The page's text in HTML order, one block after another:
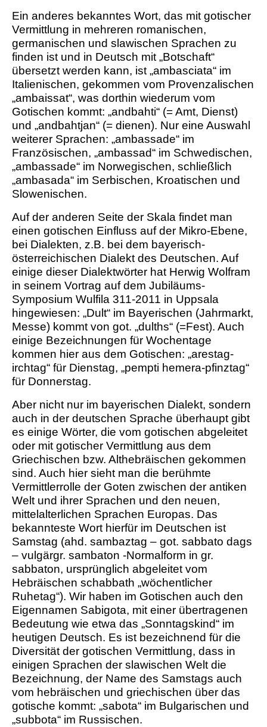
Ein anderes bekanntes Wort, das mit gotischer
Vermittlung in mehreren romanischen,
germanischen und slawischen Sprachen zu
finden ist und in Deutsch mit „Botschaft“
übersetzt werden kann, ist „ambasciata“ im
Italienischen, gekommen vom Provenzalischen
„ambaissat“, was dorthin wiederum vom
Gotischen kommt: „andbahti“ (= Amt, Dienst)
und „andbahtjan“ (= dienen). Nur eine Auswahl
weiterer Sprachen: „ambassade“ im
Französischen, „ambassad“ im Schwedischen,
„ambassade“ im Norwegischen, schließlich
„ambasada“ im Serbischen, Kroatischen und
Slowenischen.
Auf der anderen Seite der Skala findet man
einen gotischen Einfluss auf der Mikro-Ebene,
bei Dialekten, z.B. bei dem bayerisch-
österreichischen Dialekt des Deutschen. Auf
einige dieser Dialektwörter hat Herwig Wolfram
in seinem Vortrag auf dem Jubiläums-
Symposium Wulfila 311-2011 in Uppsala
hingewiesen: „Dult“ im Bayerischen (Jahrmarkt,
Messe) kommt von got. „dulths“ (=Fest). Auch
einige Bezeichnungen für Wochentage
kommen hier aus dem Gotischen: „arestag-
irchtag“ für Dienstag, „pempti hemera-pfinztag“
für Donnerstag.
Aber nicht nur im bayerischen Dialekt, sondern
auch in der deutschen Sprache überhaupt gibt
es einige Wörter, die vom gotischen abgeleitet
oder mit gotischer Vermittlung aus dem
Griechischen bzw. Althebräischen gekommen
sind. Auch hier sieht man die berühmte
Vermittlerrolle der Goten zwischen der antiken
Welt und ihrer Sprachen und den neuen,
mittelalterlichen Sprachen Europas. Das
bekannteste Wort hierfür im Deutschen ist
Samstag (ahd. sambaztag – got. sabbato dags
– vulgärgr. sambaton -Normalform in gr.
sabbaton, ursprünglich abgeleitet vom
Hebräischen schabbath „wöchentlicher
Ruhetag“). Wir haben im Gotischen auch den
Eigennamen Sabigota, mit einer übertragenen
Bedeutung wie etwa das „Sonntagskind“ im
heutigen Deutsch. Es ist bezeichnend für die
Diversität der gotischen Vermittlung, dass in
einigen Sprachen der slawischen Welt die
Bezeichnung, der Name des Samstags auch
vom hebräischen und griechischen über das
gotische kommt: „sabota“ im Bulgarischen und
„subbota“ im Russischen.